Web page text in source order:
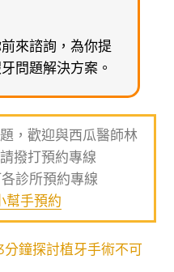
來諮詢，為你提
問題解決方案。
，歡迎與西瓜醫師林
撥打預約專線
診所預約專線
幫手預約
分鐘探討植牙手術不可